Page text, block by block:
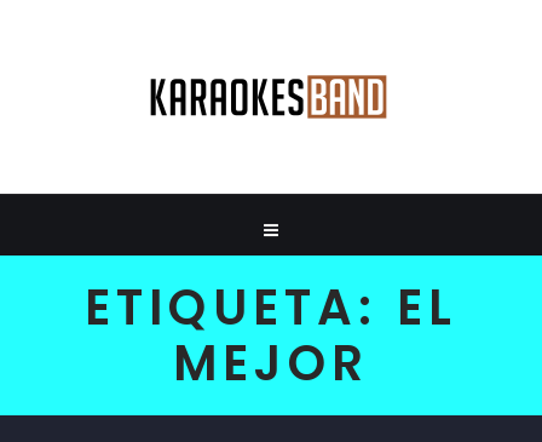
ETIQUETA: EL
MEJOR